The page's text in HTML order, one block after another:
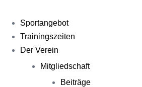
Sportangebot
Trainingszeiten
Der Verein
Mitgliedschaft
Beiträge